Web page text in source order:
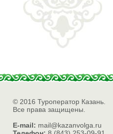
© 2016 Туроператор Казань.
Все права защищены.
E-mail: mail@kazanvolga.ru